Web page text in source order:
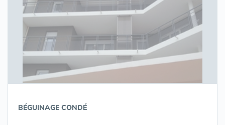
BÉGUINAGE CONDÉ